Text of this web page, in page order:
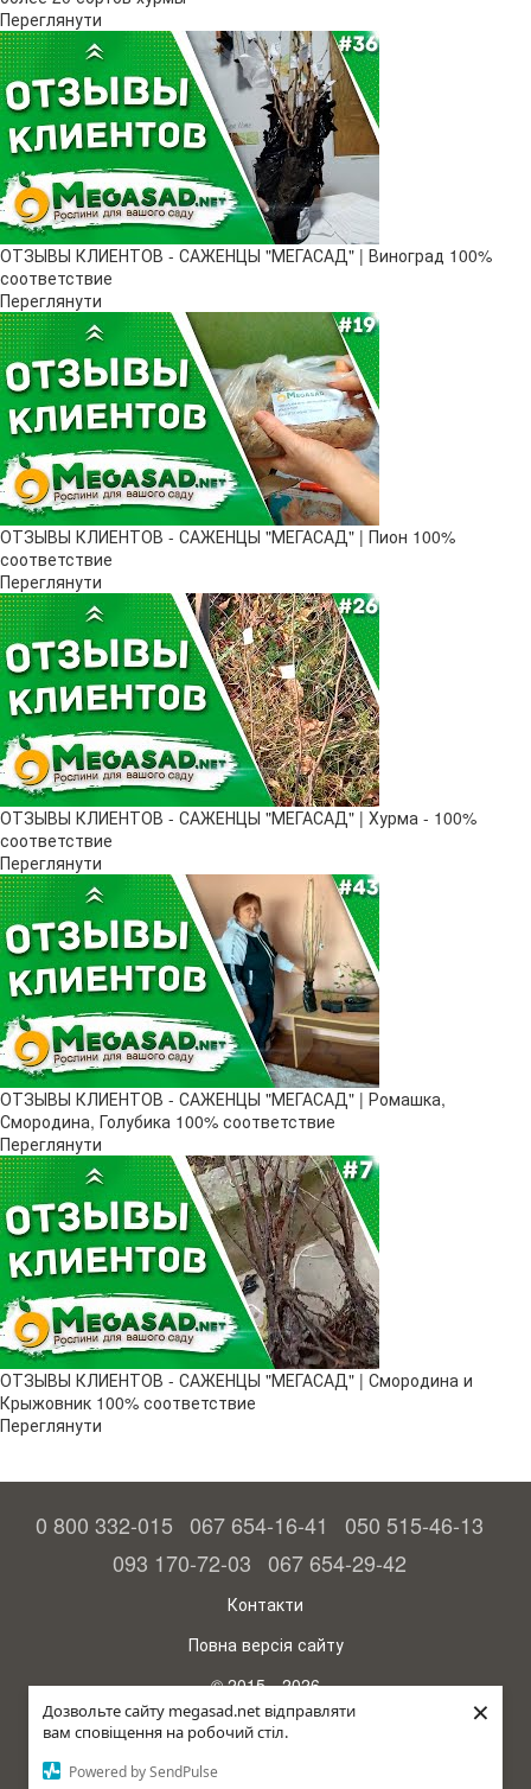
Дозвольте сайту megasad.net відправляти
вам сповіщення на робочий стіл.
Powered by SendPulse
×
Переглянути
ОТЗЫВЫ КЛИЕНТОВ - САЖЕНЦЫ "МЕГАСАД" | Виноград 100%
соответствие
Переглянути
ОТЗЫВЫ КЛИЕНТОВ - САЖЕНЦЫ "МЕГАСАД" | Пион 100%
соответствие
Переглянути
ОТЗЫВЫ КЛИЕНТОВ - САЖЕНЦЫ "МЕГАСАД" | Хурма - 100%
соответствие
Переглянути
ОТЗЫВЫ КЛИЕНТОВ - САЖЕНЦЫ "МЕГАСАД" | Ромашка,
Смородина, Голубика 100% соответствие
Переглянути
ОТЗЫВЫ КЛИЕНТОВ - САЖЕНЦЫ "МЕГАСАД" | Смородина и
Крыжовник 100% соответствие
Переглянути
0 800 332-015 067 654-16-41
050 515-46-13
093 170-72-03 067 654-29-42
Контакти
Повна версія сайту
© 2015—2026
Megasad – гарантія високого врожаю